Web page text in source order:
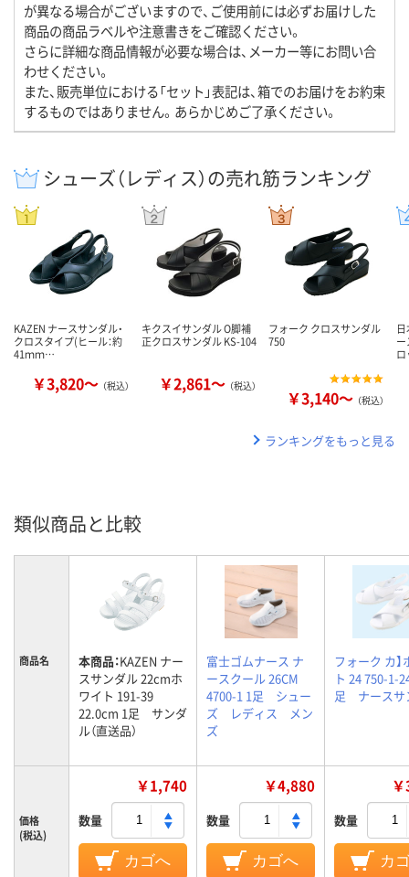
が異なる場合がございますので、ご使用前には必ずお届けした
商品の商品ラベルや注意書きをご確認ください。
さらに詳細な商品情報が必要な場合は、メーカー等にお問い合
わせください。
また、販売単位における「セット」表記は、箱でのお届けをお約束
するものではありません。あらかじめご了承ください。
シューズ（レディス）の売れ筋ランキング
KAZEN ナースサンダル・
クロスタイプ(ヒール：約
41ｍｍ…
￥3,820～ （税込）
キクスイサンダル O脚補
正クロスサンダル KS-104
￥2,861～ （税込）
フォーク クロスサンダル
750
￥3,140～ （税込）
ランキングをもっと見る
類似商品と比較
商品名 本商品：KAZEN ナー
スサンダル 22cmホ
ワイト 191-39
22.0cm 1足 サンダ
ル（直送品）
富士ゴムナース ナ
ースクール 26CM
4700-1 1足 シュー
ズ レディス メン
ズ
フォーク カ】
ト 24 750-1-
足 ナースサ
価格
(税込)
￥1,740
数量
カゴへ
￥4,880
数量
カゴへ
数量
カ